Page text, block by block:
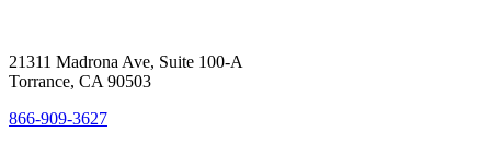
21311 Madrona Ave, Suite 100-A
Torrance, CA 90503
866-909-3627